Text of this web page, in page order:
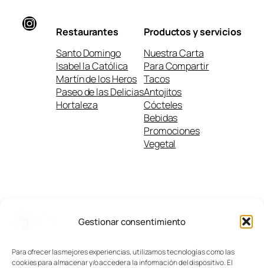
Gestionar consentimiento
Para ofrecer las mejores experiencias, utilizamos tecnologías como las
cookies para almacenar y/o acceder a la información del dispositivo. El
InstagramRestaurantes
Santo Domingo
Isabel la Católica
Martín de los Heros
Paseo de las Delicias
Hortaleza
Productos y servicios
Nuestra Carta
Para Compartir
Tacos
Antojitos
Cócteles
Bebidas
Promociones
Vegetal
Política de privacidad
Política de cookies